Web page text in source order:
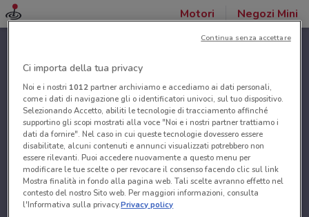
Motori Negozi Mini
Ci importa della tua privacy
Noi e i nostri 1012partner archiviamo e accediamo ai dati personali,
come i dati di navigazione gli o identificatori univoci, sul tuo dispositivo.
Selezionando Accetto, abiliti le tecnologie di tracciamento affinché
supportino gli scopi mostrati alla voce "Noi e i nostri partner trattiamo i
dati da fornire". Nel caso in cui queste tecnologie dovessero essere
disabilitate, alcuni contenuti e annunci visualizzati potrebbero non
essere rilevanti. Puoi accedere nuovamente a questo menu per
modificare le tue scelte o per revocare il consenso facendo clic sul link
Mostra finalità in fondo alla pagina web. Tali scelte avranno effetto nel
contesto del nostro Sito web. Per maggiori informazioni, consulta
l'Informativa sulla privacy.Privacy policy
Continua senza accettare